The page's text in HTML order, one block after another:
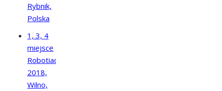
Rybnik,
Polska
1, 3, 4
miejsce
Robotiada
2018,
Wilno,